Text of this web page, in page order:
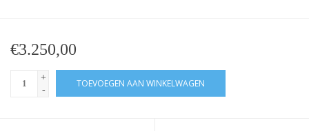
€3.250,00
+
-
TOEVOEGEN AAN WINKELWAGEN